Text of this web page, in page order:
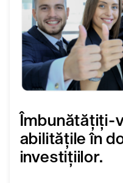
Îmbunătățiți-
abilitățile în
investițiilor.